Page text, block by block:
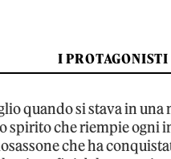
I
quando si stava in
spirito che riempie ogni
che ha